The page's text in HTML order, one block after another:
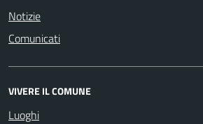
Notizie
Comunicati
VIVERE IL COMUNE
Luoghi